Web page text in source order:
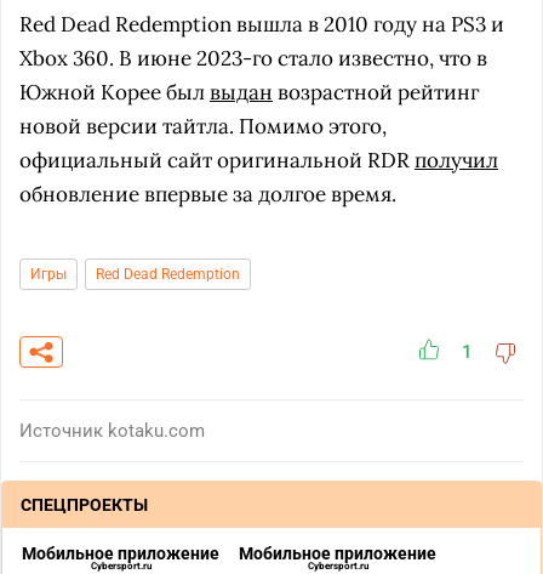
Red Dead Redemption вышла в 2010 году на PS3 и
Xbox 360. В июне 2023-го стало известно, что в
Южной Корее былвыдан возрастной рейтинг
новой версии тайтла. Помимо этого,
официальный сайт оригинальной RDRполучил
обновление впервые за долгое время.
Игры Red Dead Redemption
1
Источник kotaku.com
СПЕЦПРОЕКТЫ
Мобильное приложение
Cybersport.ru
Мобильное приложение
Cybersport.ru